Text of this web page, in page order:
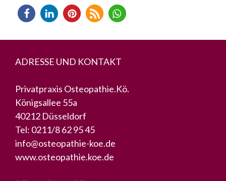
ADRESSE UND KONTAKT
Privatpraxis Osteopathie.Kö.
Königsallee 55a
40212 Düsseldorf
Tel: 0211/8 62 95 45
info@osteopathie-koe.de
www.osteopathie.koe.de